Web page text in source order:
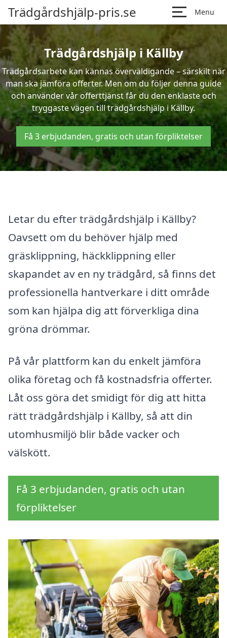
Trädgårdshjälp-pris.se Menu
Trädgårdshjälp i Källby
Trädgårdsarbete kan kännas överväldigande – särskilt när
man ska jämföra offerter. Men om du följer denna guide
och använder vår offerttjänst får du den enklaste och
tryggaste vägen till trädgårdshjälp i Källby.
Få 3 erbjudanden, gratis och utan förpliktelser
Letar du efter trädgårdshjälp i Källby?
Oavsett om du behöver hjälp med
gräsklippning, häckklippning eller
skapandet av en ny trädgård, så finns det
professionella hantverkare i ditt område
som kan hjälpa dig att förverkliga dina
gröna drömmar.
På vår plattform kan du enkelt jämföra
olika företag och få kostnadsfria offerter.
Låt oss göra det smidigt för dig att hitta
rätt trädgårdshjälp i Källby, så att din
utomhusmiljö blir både vacker och
välskött.
Få 3 erbjudanden, gratis och utan
förpliktelser